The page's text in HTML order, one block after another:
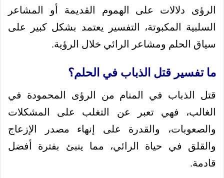
الرؤى دلالات على الهموم القديمة أو المشاعر
السلبية المكبوتة، التفسير يعتمد بشكل كبير على
سياق الحلم ومشاعر الرائي خلال الرؤية.
ما تفسير قتل الذباب في الحلم؟
قتل الذباب في المنام من الرؤى المحمودة في
الغالب، فهي تعبر عن التغلب على المشكلات
والصعوبات، والقدرة على إنهاء مصدر الإزعاج
والقلق في حياة الرائي، مما ينبئ بفترة أفضل
قادمة.